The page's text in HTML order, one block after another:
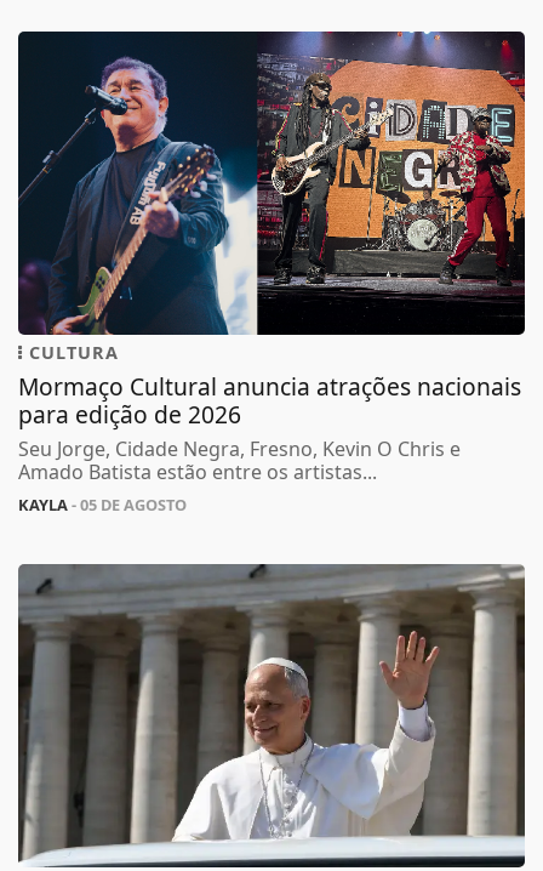
CULTURA
Mormaço Cultural anuncia atrações nacionais
para edição de 2026
Seu Jorge, Cidade Negra, Fresno, Kevin O Chris e
Amado Batista estão entre os artistas...
KAYLA- 05 DE AGOSTO